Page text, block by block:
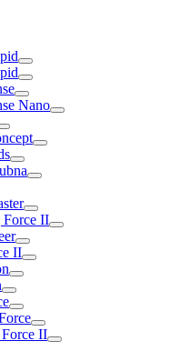
Nano
Force II
II
Force II